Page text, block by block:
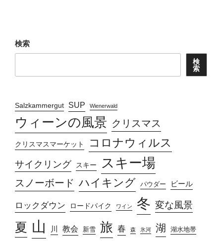
検索
検
索
Salzkammergut SUP Wienerwald
ウィーンの風景 クリスマス
クリスマスマーケット コロナウィルス
サイクリング スキー スキー場
スノーボード ハイキング パウダー ビール
ロックダウン ロードバイク ワイン 冬 変な風景
夏 山 川 教会 新雪 旅 春 森 氷河 湖 湖水地帯